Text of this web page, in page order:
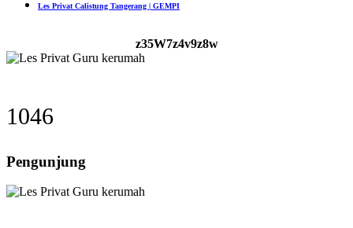
Les Privat Calistung Tangerang | GEMPI
z35W7z4v9z8w
1046
Pengunjung